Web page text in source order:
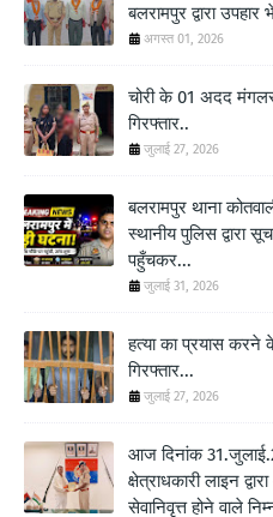
बलरामपुर द्वारा
अगस्त 01, 2026
चोरी के 01 अदद
गिरफ्तार..
जुलाई 27, 2026
बलरामपुर थाना
स्थानीय पुलिस द्वारा
पहुँचकर...
जुलाई 31, 2026
हत्या का प्रयास
गिरफ्तार...
जुलाई 27, 2026
आज दिनांक
क्षेत्राधकारी लाइन
सेवानिवृत्त होने वाले